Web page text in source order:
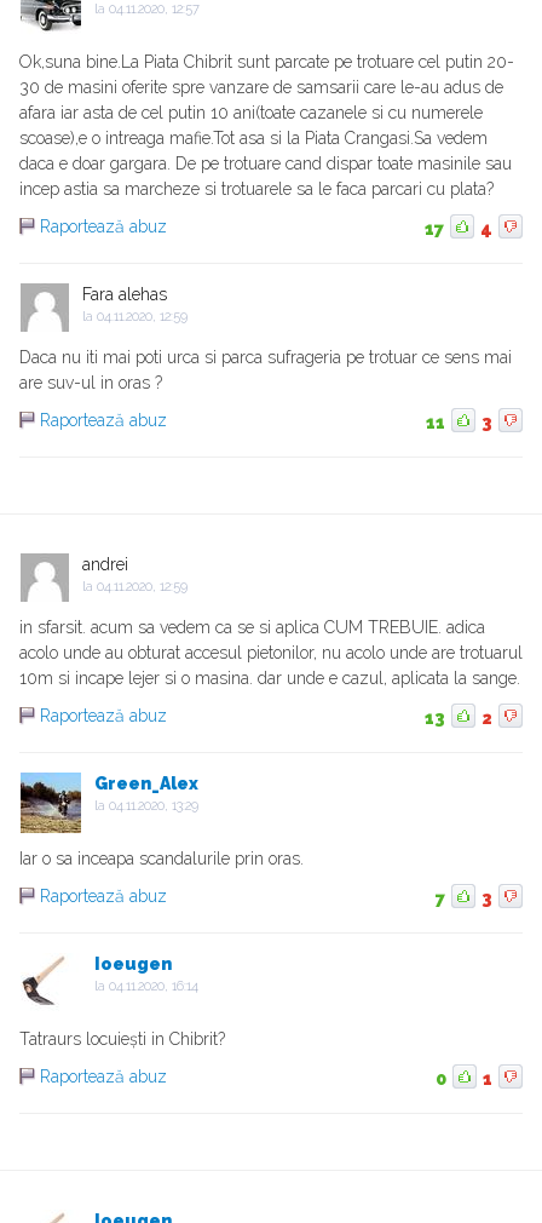
la 04.11.2020, 12:57
Ok,suna bine.La Piata Chibrit sunt parcate pe trotuare cel putin 20-
30 de masini oferite spre vanzare de samsarii care le-au adus de
afara iar asta de cel putin 10 ani(toate cazanele si cu numerele
scoase),e o intreaga mafie.Tot asa si la Piata Crangasi.Sa vedem
daca e doar gargara. De pe trotuare cand dispar toate masinile sau
incep astia sa marcheze si trotuarele sa le faca parcari cu plata?
Raportează abuz
17 4
Fara alehas
la 04.11.2020, 12:59
Daca nu iti mai poti urca si parca sufrageria pe trotuar ce sens mai
are suv-ul in oras ?
Raportează abuz
11 3
andrei
la 04.11.2020, 12:59
in sfarsit. acum sa vedem ca se si aplica CUM TREBUIE. adica
acolo unde au obturat accesul pietonilor, nu acolo unde are trotuarul
10m si incape lejer si o masina. dar unde e cazul, aplicata la sange.
Raportează abuz
13 2
Green_Alex
la 04.11.2020, 13:29
Iar o sa inceapa scandalurile prin oras.
Raportează abuz
7 3
Ioeugen
la 04.11.2020, 16:14
Tatraurs locuiești in Chibrit?
Raportează abuz
0 1